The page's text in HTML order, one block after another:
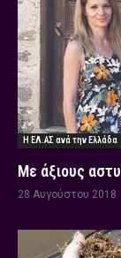
Η ΕΛ.ΑΣ ανά την Ελλάδα
Με άξιους
28 Αυγούστου 2018